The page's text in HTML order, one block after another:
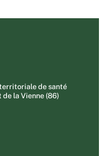
de santé
la Vienne (86)